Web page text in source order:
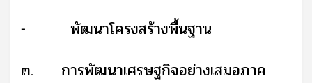
-
พัฒนาโครงสร้างพื้นฐาน
๓.
การพัฒนาเศรษฐกิจอย่างเสมอภาค